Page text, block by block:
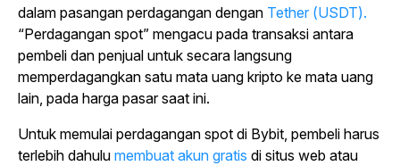
dalam pasangan perdagangan dengan Tether (USDT).
“Perdagangan spot” mengacu pada transaksi antara
pembeli dan penjual untuk secara langsung
memperdagangkan satu mata uang kripto ke mata uang
lain, pada harga pasar saat ini.
Untuk memulai perdagangan spot di Bybit, pembeli harus
terlebih dahulu membuat akun gratis di situs web atau